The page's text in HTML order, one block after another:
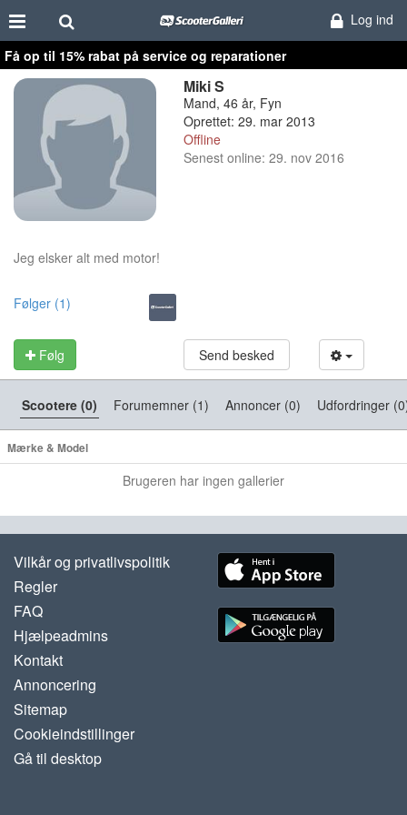
Log ind
Få op til 15% rabat på service og reparationer
Miki S
Mand, 46 år, Fyn
Oprettet: 29. mar 2013
Offline
Senest online: 29. nov 2016
Jeg elsker alt med motor!
Følger (1)
Følg Send besked
Scootere (0) Forumemner (1) Annoncer (0) Udfordringer
Mærke & Model
Brugeren har ingen gallerier
Vilkår og privatlivspolitik
Regler
FAQ
Hjælpeadmins
Kontakt
Annoncering
Sitemap
Cookieindstillinger
Gå til desktop